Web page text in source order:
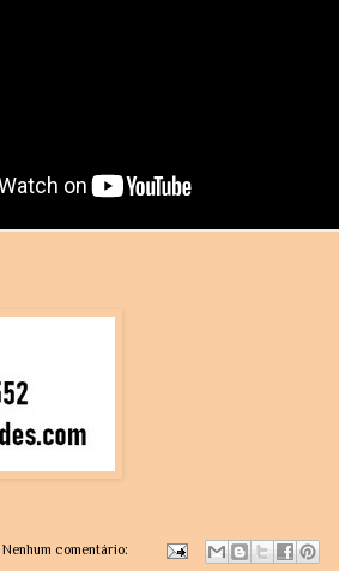
Nenhum comentário: